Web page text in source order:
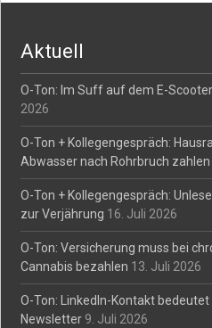
Aktuell
O-Ton: Im Suff auf dem E-
2026
O-Ton + Kollegengespräch:
Abwasser nach Rohrbruch zahlen
O-Ton + Kollegengespräch:
zur Verjährung 16. Juli 2026
O-Ton: Versicherung muss bei
Cannabis bezahlen 13. Juli 2026
O-Ton: LinkedIn-Kontakt
Newsletter 9. Juli 2026